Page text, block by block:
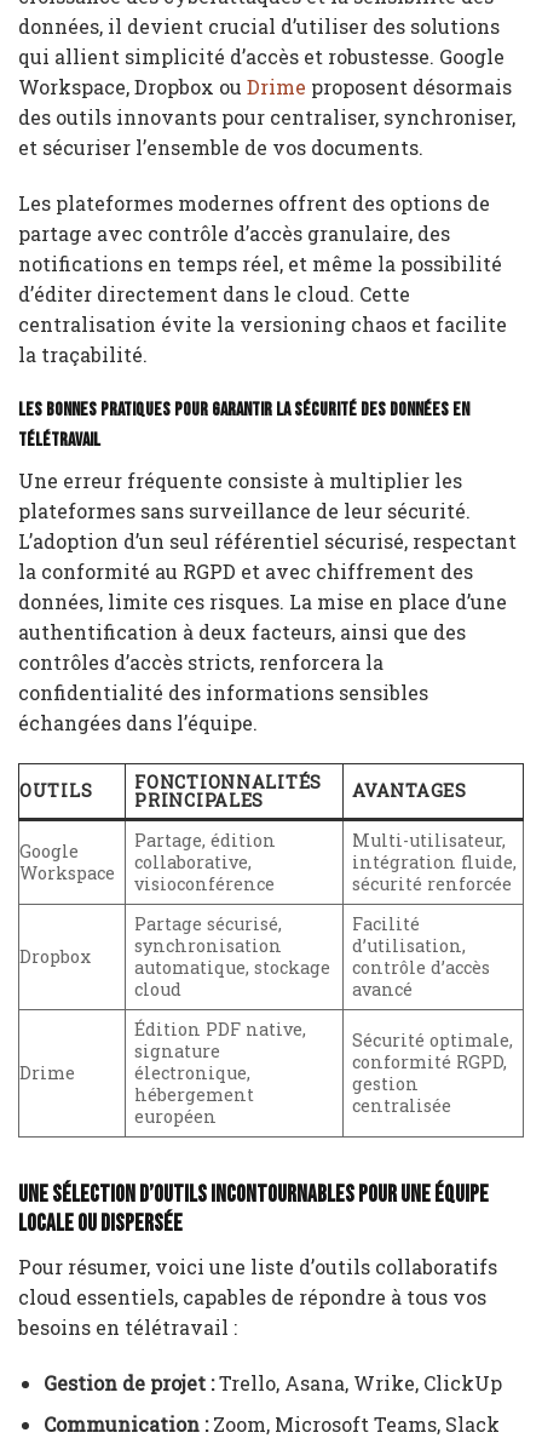
données, il devient crucial d’utiliser des solutions
qui allient simplicité d’accès et robustesse. Google
Workspace, Dropbox ou Drime proposent désormais
des outils innovants pour centraliser, synchroniser,
et sécuriser l’ensemble de vos documents.
Les plateformes modernes offrent des options de
partage avec contrôle d’accès granulaire, des
notifications en temps réel, et même la possibilité
d’éditer directement dans le cloud. Cette
centralisation évite la versioning chaos et facilite
la traçabilité.
Les bonnes pratiques pour garantir la sécurité des données en
télétravail
Une erreur fréquente consiste à multiplier les
plateformes sans surveillance de leur sécurité.
L’adoption d’un seul référentiel sécurisé, respectant
la conformité au RGPD et avec chiffrement des
données, limite ces risques. La mise en place d’une
authentification à deux facteurs, ainsi que des
contrôles d’accès stricts, renforcera la
confidentialité des informations sensibles
échangées dans l’équipe.
OUTILS FONCTIONNALITÉS
PRINCIPALES AVANTAGES
Google
Workspace
Partage, édition
collaborative,
visioconférence
Multi-utilisateur,
intégration fluide,
sécurité renforcée
Dropbox
Partage sécurisé,
synchronisation
automatique, stockage
cloud
Facilité
d’utilisation,
contrôle d’accès
avancé
Drime
Édition PDF native,
signature
électronique,
hébergement
européen
Sécurité optimale,
conformité RGPD,
gestion
centralisée
Une sélection d’outils incontournables pour une équipe
locale ou dispersée
Pour résumer, voici une liste d’outils collaboratifs
cloud essentiels, capables de répondre à tous vos
besoins en télétravail :
Gestion de projet :Trello, Asana, Wrike, ClickUp
Communication :Zoom, Microsoft Teams, Slack